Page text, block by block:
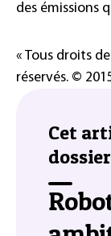
des émissions
« Tous droits
réservés. ©
Cet